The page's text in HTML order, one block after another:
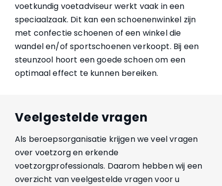
voetkundig voetadviseur werkt vaak in een
speciaalzaak. Dit kan een schoenenwinkel zijn
met confectie schoenen of een winkel die
wandel en/of sportschoenen verkoopt. Bij een
steunzool hoort een goede schoen om een
optimaal effect te kunnen bereiken.
Veelgestelde vragen
Als beroepsorganisatie krijgen we veel vragen
over voetzorg en erkende
voetzorgprofessionals. Daarom hebben wij een
overzicht van veelgestelde vragen voor u